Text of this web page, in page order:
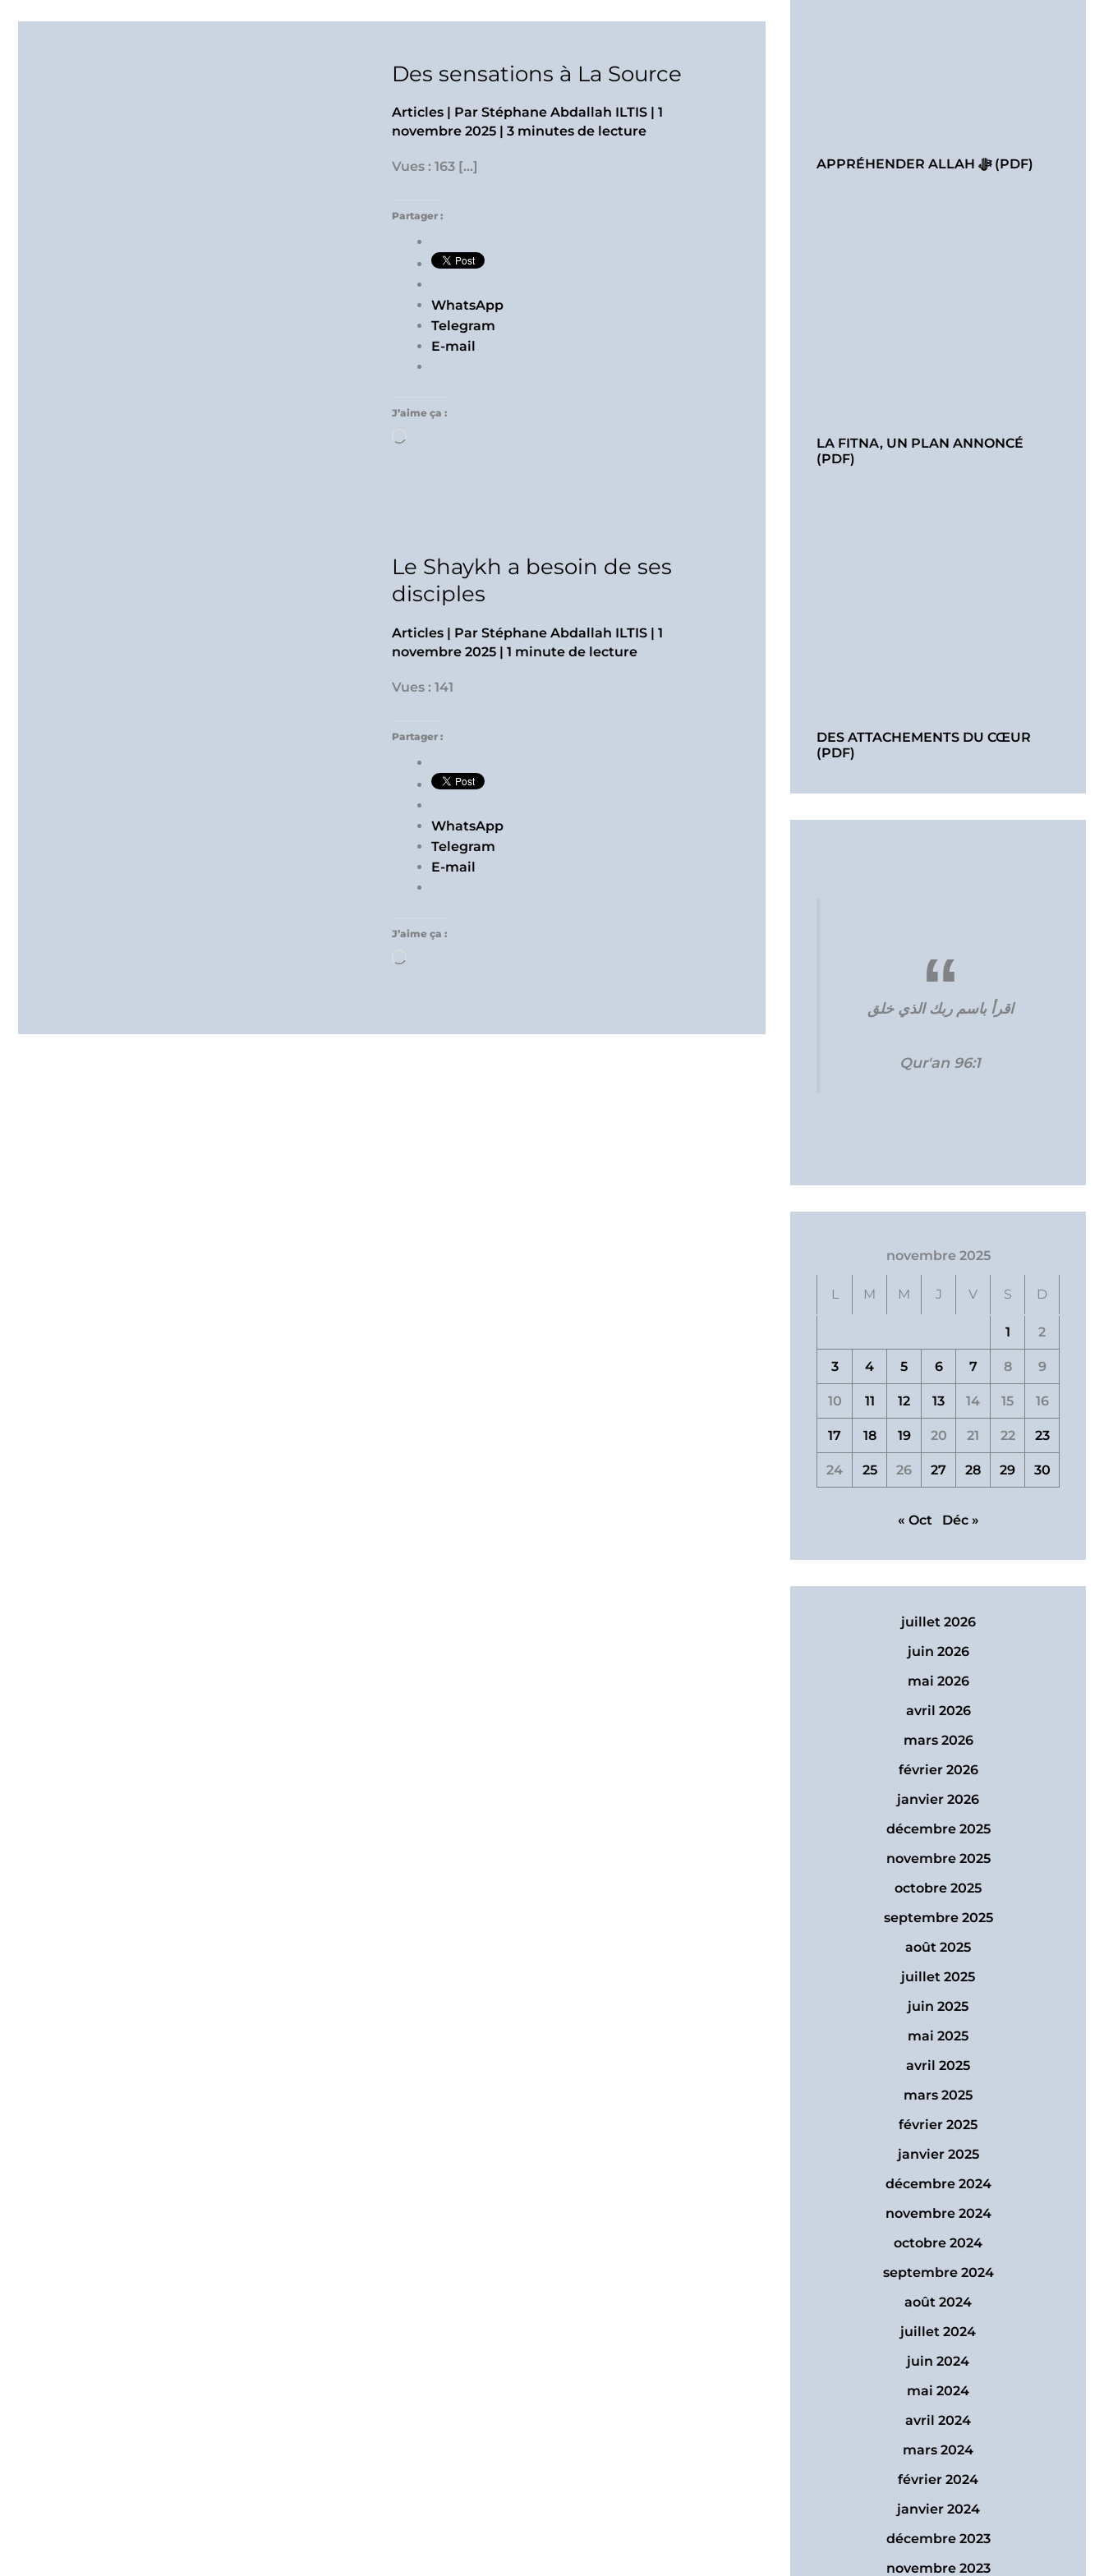
Des sensations à La Source
Articles | Par Stéphane Abdallah ILTIS | 1
novembre 2025 | 3 minutes de lecture
Vues : 163 […]
Partager :
WhatsApp
Telegram
E-mail
J’aime ça :
Le Shaykh a besoin de ses
disciples
Articles | Par Stéphane Abdallah ILTIS | 1
novembre 2025 | 1 minute de lecture
Vues : 141
Partager :
WhatsApp
Telegram
E-mail
J’aime ça :
APPRÉHENDER ALLAH ﷻ (PDF)
LA FITNA, UN PLAN ANNONCÉ
(PDF)
DES ATTACHEMENTS DU CŒUR
(PDF)
اقرأ باسم ربك الذي خلق
Qur'an 96:1
novembre 2025
L M M J V S D
1 2
3 4 5 6 7 8 9
10 11 12 13 14 15 16
17 18 19 20 21 22 23
24 25 26 27 28 29 30
« Oct Déc »
juillet 2026
juin 2026
mai 2026
avril 2026
mars 2026
février 2026
janvier 2026
décembre 2025
novembre 2025
octobre 2025
septembre 2025
août 2025
juillet 2025
juin 2025
mai 2025
avril 2025
mars 2025
février 2025
janvier 2025
décembre 2024
novembre 2024
octobre 2024
septembre 2024
août 2024
juillet 2024
juin 2024
mai 2024
avril 2024
mars 2024
février 2024
janvier 2024
décembre 2023
novembre 2023